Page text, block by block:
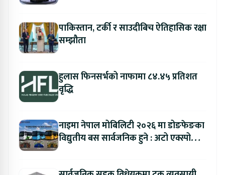
पाकिस्तान, टर्की र साउदीबिच ऐतिहासिक रक्षा
सम्झौता
हुलास फिनसर्भको नाफामा ८४.४५ प्रतिशत
वृद्धि
नाइमा नेपाल मोबिलिटी २०२६ मा डोङफेङका
विद्युतीय बस सार्वजनिक हुने : अटो एक्स्पोमा